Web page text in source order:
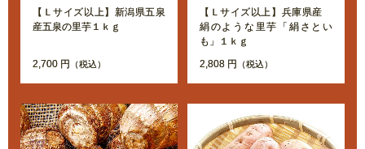
【Ｌサイズ以上】新潟県五泉
産五泉の里芋１ｋｇ
2,700 円 （税込）
【Ｌサイズ以上】兵庫県産
絹のような里芋「絹さとい
も」１ｋｇ
2,808 円 （税込）